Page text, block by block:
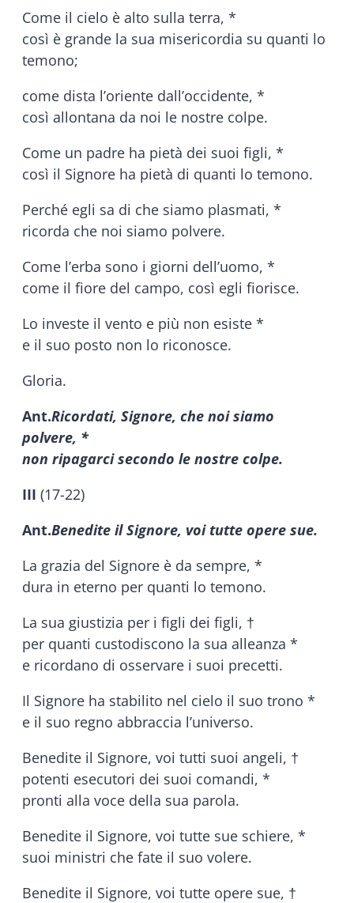
Come il cielo è alto sulla terra, *
così è grande la sua misericordia su quanti lo
temono;
come dista l’oriente dall’occidente, *
così allontana da noi le nostre colpe.
Come un padre ha pietà dei suoi figli, *
così il Signore ha pietà di quanti lo temono.
Perché egli sa di che siamo plasmati, *
ricorda che noi siamo polvere.
Come l’erba sono i giorni dell’uomo, *
come il fiore del campo, così egli fiorisce.
Lo investe il vento e più non esiste *
e il suo posto non lo riconosce.
Gloria.
Ant.Ricordati, Signore, che noi siamo
polvere, *
non ripagarci secondo le nostre colpe.
III (17-22)
Ant.Benedite il Signore, voi tutte opere sue.
La grazia del Signore è da sempre, *
dura in eterno per quanti lo temono.
La sua giustizia per i figli dei figli, †
per quanti custodiscono la sua alleanza *
e ricordano di osservare i suoi precetti.
Il Signore ha stabilito nel cielo il suo trono *
e il suo regno abbraccia l’universo.
Benedite il Signore, voi tutti suoi angeli, †
potenti esecutori dei suoi comandi, *
pronti alla voce della sua parola.
Benedite il Signore, voi tutte sue schiere, *
suoi ministri che fate il suo volere.
Benedite il Signore, voi tutte opere sue, †